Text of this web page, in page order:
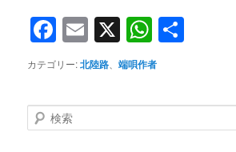
Facebook
Email
X
カテゴリー:北陸路 、端唄作者
検
索